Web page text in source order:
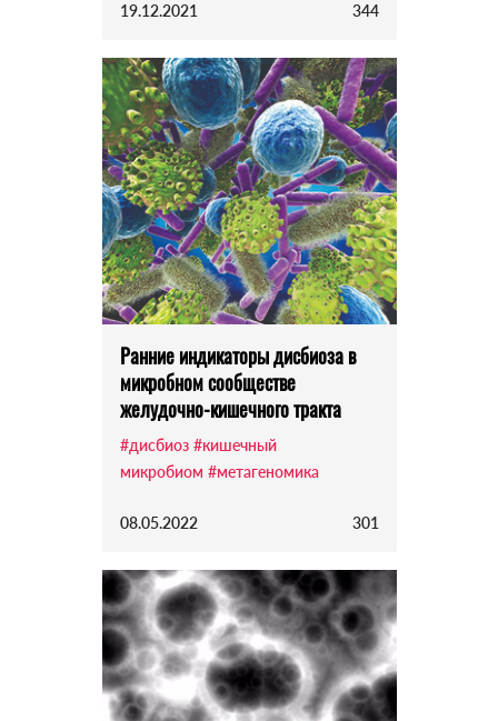
19.12.2021 344
Ранние индикаторы дисбиоза в
микробном сообществе
желудочно-кишечного тракта
#дисбиоз #кишечный
микробиом #метагеномика
08.05.2022 301